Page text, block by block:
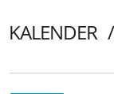
KALENDER